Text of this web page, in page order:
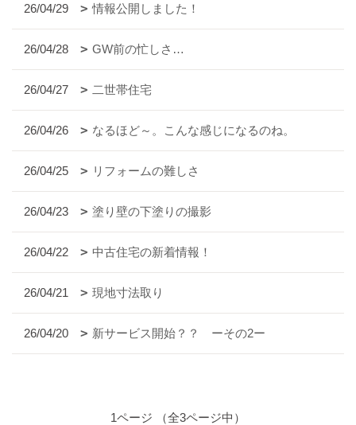
26/04/29 情報公開しました！
26/04/28 GW前の忙しさ…
26/04/27 二世帯住宅
26/04/26 なるほど～。こんな感じになるのね。
26/04/25 リフォームの難しさ
26/04/23 塗り壁の下塗りの撮影
26/04/22 中古住宅の新着情報！
26/04/21 現地寸法取り
26/04/20 新サービス開始？？ ーその2ー
1ページ （全3ページ中）